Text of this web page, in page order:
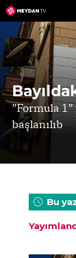
Skip
to
content
”Formula
başlanılıb
Bu